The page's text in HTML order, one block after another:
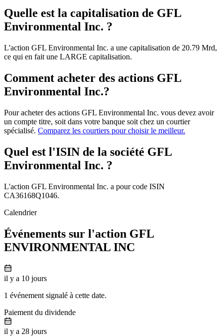
Quelle est la capitalisation de GFL
Environmental Inc. ?
L'action GFL Environmental Inc. a une capitalisation de 20.79 Mrd,
ce qui en fait une LARGE capitalisation.
Comment acheter des actions GFL
Environmental Inc.?
Pour acheter des actions GFL Environmental Inc. vous devez avoir
un compte titre, soit dans votre banque soit chez un courtier
spécialisé. Comparez les courtiers pour choisir le meilleur.
Quel est l'ISIN de la société GFL
Environmental Inc. ?
L'action GFL Environmental Inc. a pour code ISIN
CA36168Q1046.
Calendrier
Événements sur l'action GFL
ENVIRONMENTAL INC
il y a 10 jours
1 événement signalé à cette date.
Paiement du dividende
il y a 28 jours